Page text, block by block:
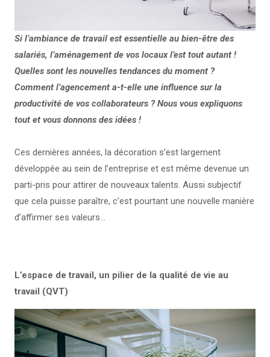
Si l’ambiance de travail est essentielle au bien-être des
salariés, l’aménagement de vos locaux l’est tout autant !
Quelles sont les nouvelles tendances du moment ?
Comment l’agencement a-t-elle une influence sur la
productivité de vos collaborateurs ? Nous vous expliquons
tout et vous donnons des idées !
Ces dernières années, la décoration s’est largement
développée au sein de l’entreprise et est même devenue un
parti-pris pour attirer de nouveaux talents. Aussi subjectif
que cela puisse paraître, c’est pourtant une nouvelle manière
d’affirmer ses valeurs…
L’espace de travail, un pilier de la qualité de vie au
travail (QVT)